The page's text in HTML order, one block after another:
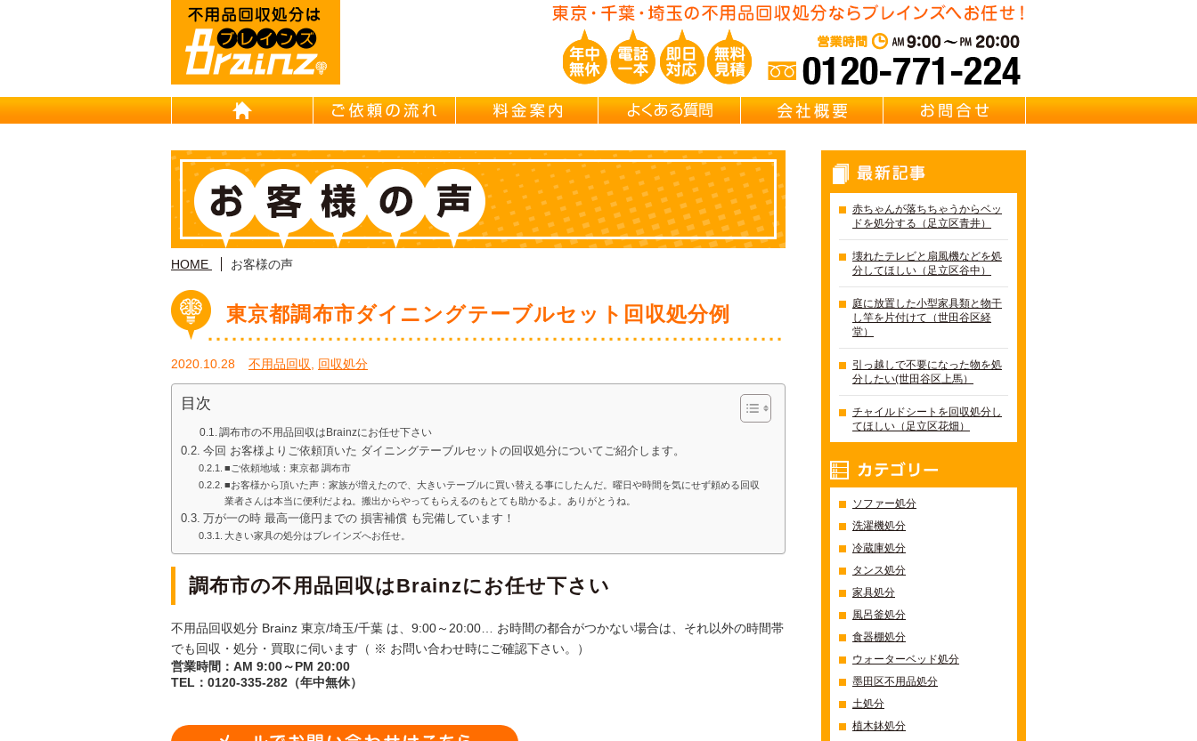
HOME ご依頼の流れ 料金案内 よくある質問 会社概要
HOME お客様の声
東京都調布市ダイニングテーブルセット回収処分例
2020.10.28 不用品回収 回収処分
目次
調布市の不用品回収はBrainzにお任せ下さい
今回 お客様よりご依頼頂いた ダイニングテーブルセットの回収処分についてご紹介します。
■ご依頼地域：東京都 調布市
■お客様から頂いた声：家族が増えたので、大きいテーブルに買い替える事にしたんだ。曜日や時間を気にせず頼める回収
業者さんは本当に便利だよね。搬出からやってもらえるのもとても助かるよ。ありがとうね。
万が一の時 最高一億円までの 損害補償 も完備しています！
大きい家具の処分はブレインズへお任せ。
調布市の不用品回収はBrainzにお任せ下さい
不用品回収処分 Brainz 東京/埼玉/千葉 は、9:00～20:00… お時間の都合がつかない場合は、それ以外の時間帯
でも回収・処分・買取に伺います（ ※ お問い合わせ時にご確認下さい。）
営業時間：AM 9:00～PM 20:00
TEL：0120-335-282（年中無休）
赤ちゃんが落ちちゃうからベッ
ドを処分する（足立区青井）
壊れたテレビと扇風機などを処
分してほしい（足立区谷中）
庭に放置した小型家具類と物干
し竿を片付けて（世田谷区経
堂）
引っ越しで不要になった物を処
分したい(世田谷区上馬）
チャイルドシートを回収処分し
てほしい（足立区花畑）
ソファー処分
洗濯機処分
冷蔵庫処分
タンス処分
家具処分
風呂釜処分
食器棚処分
ウォーターベッド処分
墨田区不用品処分
土処分
植木鉢処分